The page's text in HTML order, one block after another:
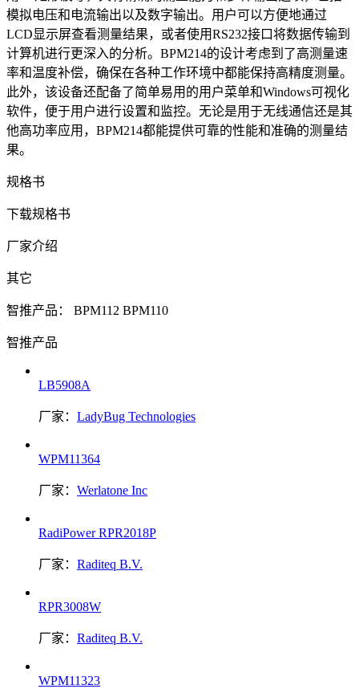
模拟电压和电流输出以及数字输出。用户可以方便地通过
LCD显示屏查看测量结果，或者使用RS232接口将数据传输到
计算机进行更深入的分析。BPM214的设计考虑到了高测量速
率和温度补偿，确保在各种工作环境中都能保持高精度测量。
此外，该设备还配备了简单易用的用户菜单和Windows可视化
软件，便于用户进行设置和监控。无论是用于无线通信还是其
他高功率应用，BPM214都能提供可靠的性能和准确的测量结
果。
规格书
下载规格书
厂家介绍
其它
智推产品： BPM112 BPM110
智推产品
LB5908A
厂家： LadyBug Technologies
WPM11364
厂家： Werlatone Inc
RadiPower RPR2018P
厂家： Raditeq B.V.
RPR3008W
厂家： Raditeq B.V.
WPM11323